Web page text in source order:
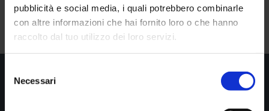
pubblicità e social media, i quali potrebbero combinarle
con altre informazioni che hai fornito loro o che hanno
raccolto dal tuo utilizzo dei loro servizi.
delNecessari